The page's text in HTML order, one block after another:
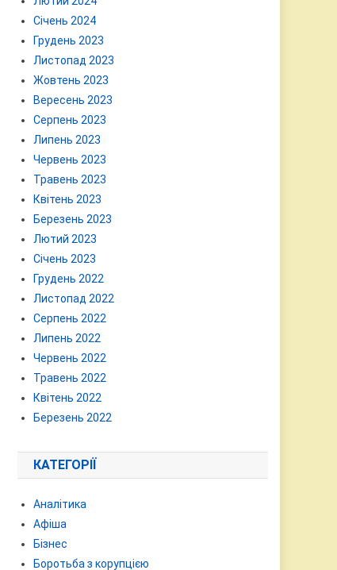
Січень 2024
Грудень 2023
Листопад 2023
Жовтень 2023
Вересень 2023
Серпень 2023
Липень 2023
Червень 2023
Травень 2023
Квітень 2023
Березень 2023
Лютий 2023
Січень 2023
Грудень 2022
Листопад 2022
Серпень 2022
Липень 2022
Червень 2022
Травень 2022
Квітень 2022
Березень 2022
КАТЕГОРІЇ
Аналітика
Афіша
Бізнес
Боротьба з корупцією